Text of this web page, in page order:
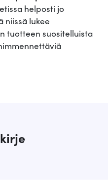
helposti jo
niissä lukee
tuotteen suositelluista